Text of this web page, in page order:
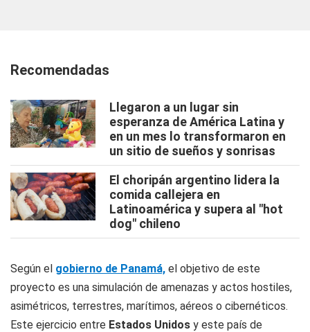
Recomendadas
Llegaron a un lugar sin
esperanza de América Latina y
en un mes lo transformaron en
un sitio de sueños y sonrisas
El choripán argentino lidera la
comida callejera en
Latinoamérica y supera al "hot
dog" chileno
Según el gobierno de Panamá, el objetivo de este
proyecto es una simulación de amenazas y actos hostiles,
asimétricos, terrestres, marítimos, aéreos o cibernéticos.
Este ejercicio entre Estados Unidos y este país de